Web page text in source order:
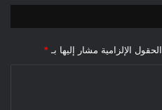
الحقول الإلزامية مشار إليها بـ *